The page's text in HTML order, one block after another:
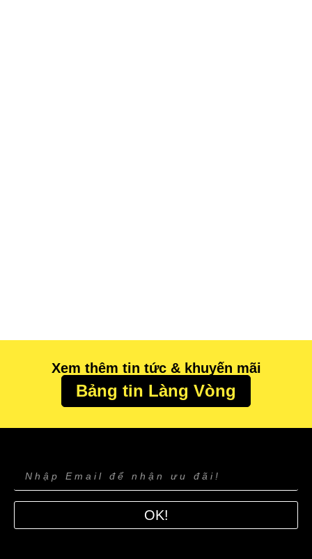
Xem thêm tin tức & khuyến mãi
Bảng tin Làng Vòng
OK!